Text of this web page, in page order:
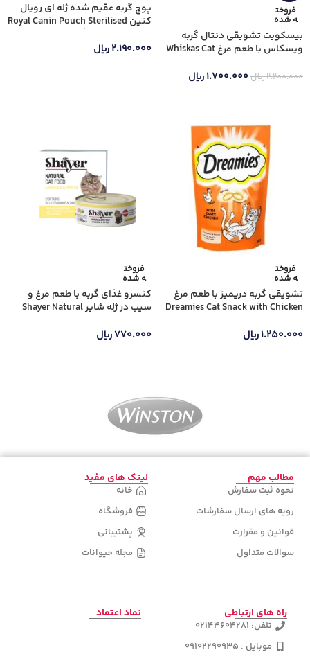
فروخت
ه شده
بیسکویت تشویقی دنتال گربه
ویسکاس با طعم مرغ Whiskas Cat
وزن 50 گرم
۲.۲۰۰.۰۰۰ریال۱.۷۰۰.۰۰۰ریال
پوچ گربه عقیم شده ژله ای رویال
کنین Royal Canin Pouch Sterilised
۲.۱۹۰.۰۰۰ریال
فروخت
ه شده
تشویقی گربه دریمیز با طعم مرغ
Dreamies Cat Snack with Chicken
۱.۲۵۰.۰۰۰ریال
فروخت
ه شده
کنسرو غذای گربه با طعم مرغ و
سیب در ژله شایر Shayer Natural
۷۷۰.۰۰۰ریال
مطالب مهم
نحوه ثبت سفارش
رویه های ارسال سفارشات
قوانین و مقرارت
سوالات متداول
لینک های مفید
خانه
فروشگاه
پشتیبانی
مجله حیوانات
راه های ارتباطی
تلفن: 02144604281
موبایل : 09102290935
نماد اعتماد